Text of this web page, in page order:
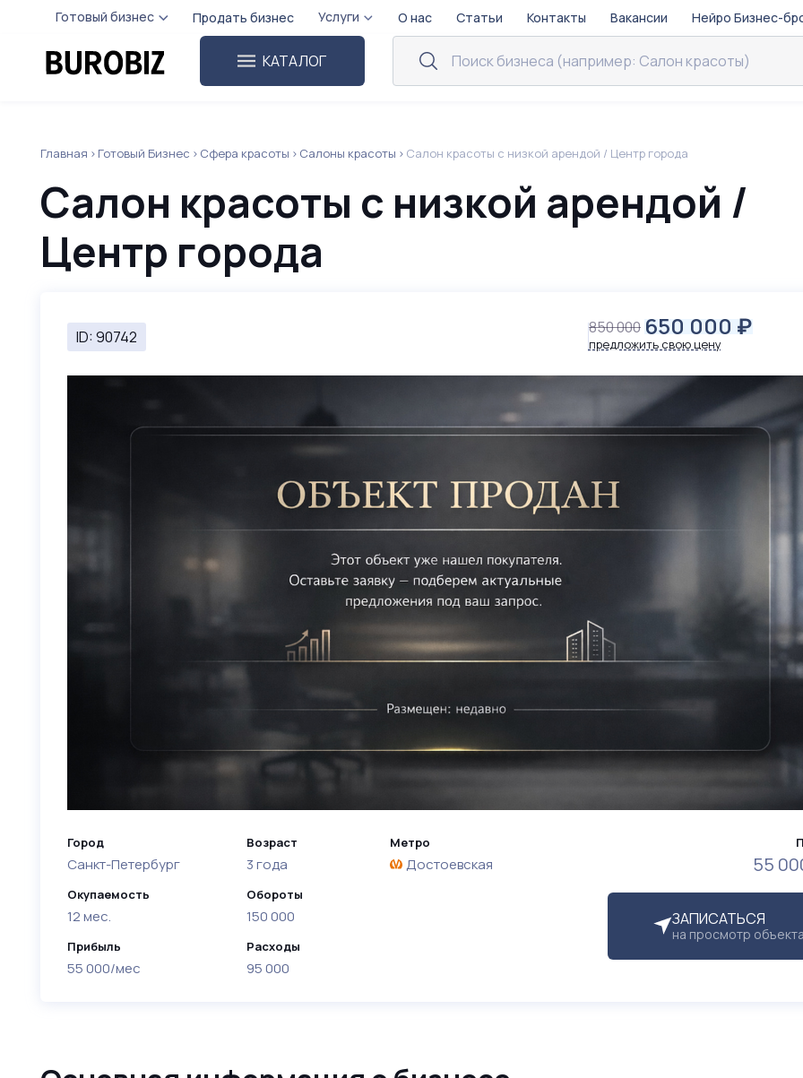
Готовый бизнес Продать бизнес Услуги О нас Статьи Контакты Вакансии Нейро Бизнес-
КАТАЛОГ
Главная Готовый Бизнес Сфера красоты Салоны красоты Салон красоты с низкой арендой / Центр города
Салон красоты с низкой арендой /
Центр города
ID: 90742 850 000 650 000 ₽
предложить свою цену
55
ЗАПИСАТЬСЯ
на просмотр
Город
Санкт-Петербург
Окупаемость
12 мес.
Прибыль
55 000/мес
Возраст
3 года
Обороты
150 000
Расходы
95 000
Метро
Достоевская